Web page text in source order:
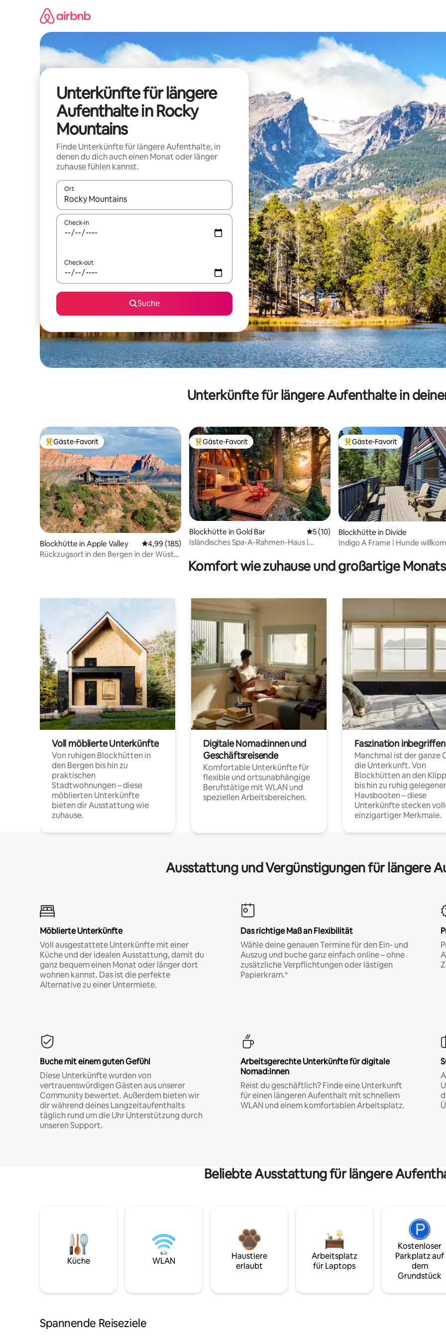
Unterkünfte für längere
Aufenthalte in Rocky
Mountains
Finde Unterkünfte für längere Aufenthalte, in
denen du dich auch einen Monat oder länger
zuhause fühlen kannst.
Ort
Wenn Ergebnisse verfügbar sind, navigiere mit den Pfeiltasten nach oben und unten oder erkunde die Ergebnisse
Check-in
Check-out
Suche
Unterkünfte für längere Aufenthalte in
Beliebter Gäste-Favorit.
Gäste-Favorit
Blockhütte in Apple Valley Durchschnittliche Bewertung: 4,99 von 5, 185 Bewertungen
4,99 (185)
Rückzugsort in den Bergen in der Wüste
Beliebter Gäste-Favorit.
Gäste-Favorit
Blockhütte in Gold Bar Durchschnittliche Bewertung: 5 von 5,
5 (10)
Isländisches Spa-A-Rahmen-Haus |
Beliebter Gäste-Favorit.
Gäste-Favorit
Blockhütte in Divide
Indigo A Frame | Hunde
Komfort wie zuhause und großartige
Voll möblierte Unterkünfte
Von ruhigen Blockhütten in
den Bergen bis hin zu
praktischen
Stadtwohnungen – diese
möblierten Unterkünfte
bieten dir Ausstattung wie
zuhause.
Digitale Nomad:innen und
Geschäftsreisende
Komfortable Unterkünfte für
flexible und ortsunabhängige
Berufstätige mit WLAN und
speziellen Arbeitsbereichen.
Faszination inbegriffen
Manchmal ist der ganze
die Unterkunft. Von
Blockhütten an den
bis hin zu ruhig
Hausbooten – diese
Unterkünfte stecken
einzigartiger Merkmale.
Ausstattung und Vergünstigungen für längere
Möblierte Unterkünfte
Voll ausgestattete Unterkünfte mit einer
Küche und der idealen Ausstattung, damit du
ganz bequem einen Monat oder länger dort
wohnen kannst. Das ist die perfekte
Alternative zu einer Untermiete.
Das richtige Maß an Flexibilität
Wähle deine genauen Termine für den Ein- und
Auszug und buche ganz einfach online – ohne
zusätzliche Verpflichtungen oder lästigen
Papierkram.*
Buche mit einem guten Gefühl
Diese Unterkünfte wurden von
vertrauenswürdigen Gästen aus unserer
Community bewertet. Außerdem bieten wir
dir während deines Langzeitaufenthalts
täglich rund um die Uhr Unterstützung durch
unseren Support.
Arbeitsgerechte Unterkünfte für digitale
Nomad:innen
Reist du geschäftlich? Finde eine Unterkunft
für einen längeren Aufenthalt mit schnellem
WLAN und einem komfortablen Arbeitsplatz.
Beliebte Ausstattung für längere
Küche WLAN
Haustiere
erlaubt
Arbeitsplatz
für Laptops
Kostenloser
Parkplatz auf
dem
Grundstück
Spannende Reiseziele